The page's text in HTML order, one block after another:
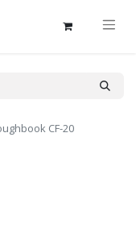
CF-20